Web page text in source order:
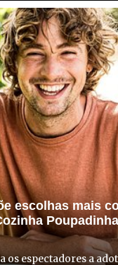
mesa, o programa é
escolhas mais
os espectadores a